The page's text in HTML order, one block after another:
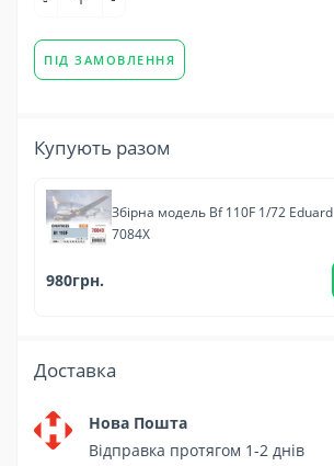
ПІД ЗАМОВЛЕННЯ
Купують разом
Збірна модель Bf 110F 1/72 Eduard
7084X
980грн.
Доставка
Нова Пошта
Відправка протягом 1-2 днів